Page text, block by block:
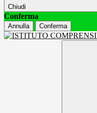
Chiudi
Conferma
Annulla Conferma